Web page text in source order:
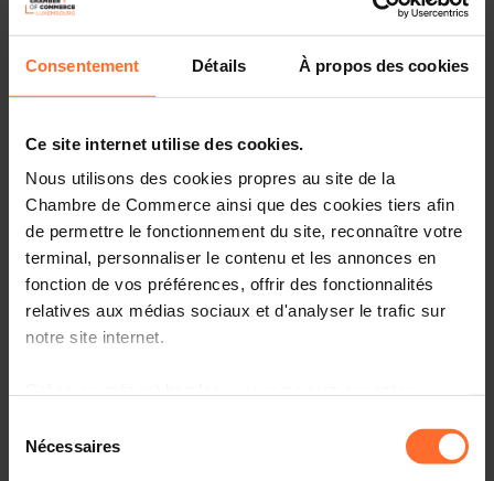
Consentement Détails À propos des cookies
Ce site internet utilise des cookies.
Nous utilisons des cookies propres au site de la
Chambre de Commerce ainsi que des cookies tiers afin
de permettre le fonctionnement du site, reconnaître votre
terminal, personnaliser le contenu et les annonces en
fonction de vos préférences, offrir des fonctionnalités
relatives aux médias sociaux et d'analyser le trafic sur
notre site internet.
à l’exception des cookies strictement nécessaires au
fonctionnement du site. Une description des différents
Nécessaires
07.2015
Merkur Infographic 04/2015 :
verts
05.2015
Merkur Infographic 03/2015 :